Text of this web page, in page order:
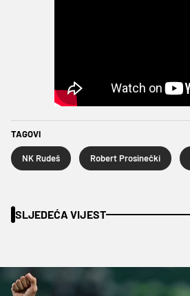
TAGOVI
NK Rudeš Robert Prosinečki
SLJEDEĆA VIJEST